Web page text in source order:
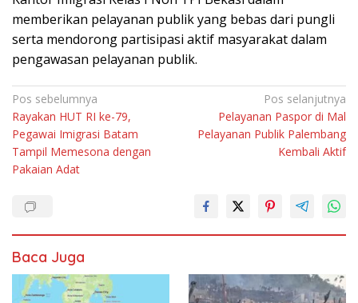
memberikan pelayanan publik yang bebas dari pungli
serta mendorong partisipasi aktif masyarakat dalam
pengawasan pelayanan publik.
Navigasi
pos
Pos sebelumnya
Rayakan HUT RI ke-79,
Pegawai Imigrasi Batam
Tampil Memesona dengan
Pakaian Adat
Pos selanjutnya
Pelayanan Paspor di Mal
Pelayanan Publik Palembang
Kembali Aktif
Baca Juga